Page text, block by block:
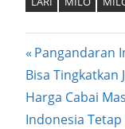
Post
Previous
Post:
Pangandaran
Bisa Tingkatkan
Next
Post:
Harga Cabai
Indonesia